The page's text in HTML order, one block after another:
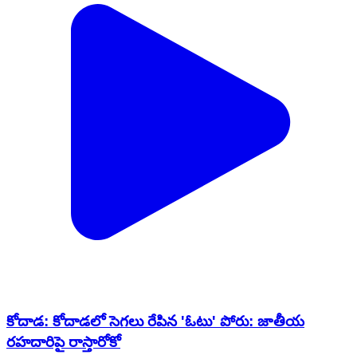
కోదాడ: కోదాడలో సెగలు రేపిన 'ఓటు' పోరు: జాతీయ
రహదారిపై రాస్తారోకో